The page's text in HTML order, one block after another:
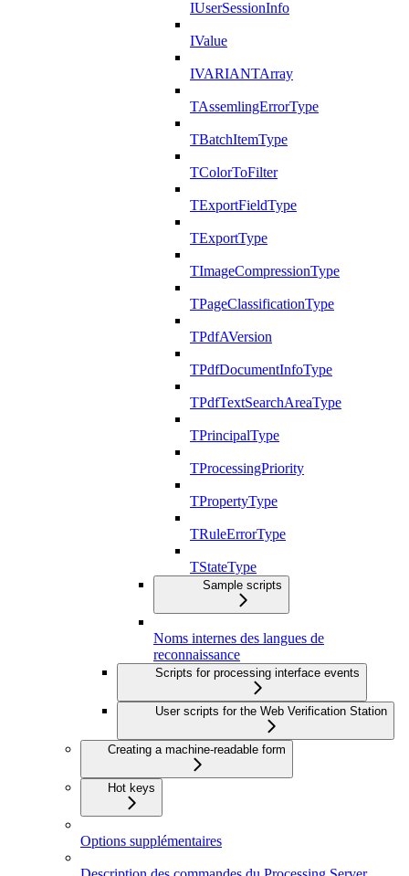
IUserSessionInfo
IValue
IVARIANTArray
TAssemlingErrorType
TBatchItemType
TColorToFilter
TExportFieldType
TExportType
TImageCompressionType
TPageClassificationType
TPdfAVersion
TPdfDocumentInfoType
TPdfTextSearchAreaType
TPrincipalType
TProcessingPriority
TPropertyType
TRuleErrorType
TStateType
Sample scripts
Noms internes des langues de
reconnaissance
Scripts for processing interface events
User scripts for the Web Verification Station
Creating a machine-readable form
Hot keys
Options supplémentaires